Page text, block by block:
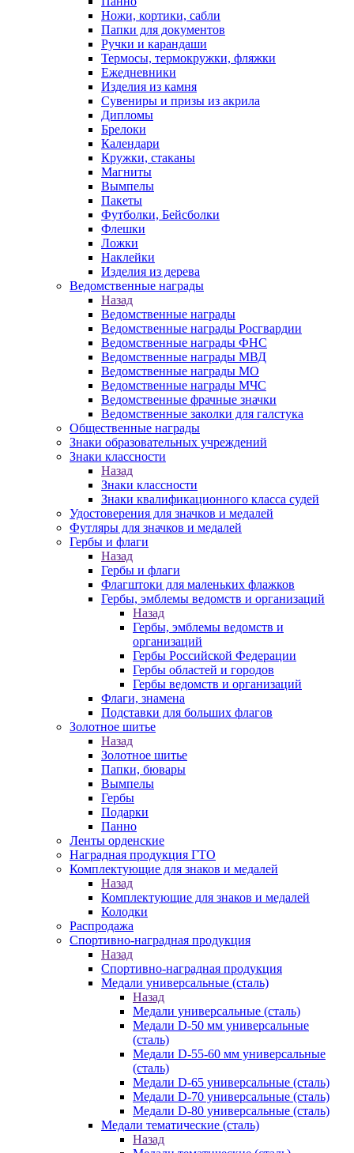
Ножи, кортики, сабли
Папки для документов
Ручки и карандаши
Термосы, термокружки, фляжки
Ежедневники
Изделия из камня
Сувениры и призы из акрила
Дипломы
Брелоки
Календари
Кружки, стаканы
Магниты
Вымпелы
Пакеты
Футболки, Бейсболки
Флешки
Ложки
Наклейки
Изделия из дерева
Ведомственные награды
Назад
Ведомственные награды
Ведомственные награды Росгвардии
Ведомственные награды ФНС
Ведомственные награды МВД
Ведомственные награды МО
Ведомственные награды МЧС
Ведомственные фрачные значки
Ведомственные заколки для галстука
Общественные награды
Знаки образовательных учреждений
Знаки классности
Назад
Знаки классности
Знаки квалификационного класса судей
Удостоверения для значков и медалей
Футляры для значков и медалей
Гербы и флаги
Назад
Гербы и флаги
Флагштоки для маленьких флажков
Гербы, эмблемы ведомств и организаций
Назад
Гербы, эмблемы ведомств и
организаций
Гербы Российской Федерации
Гербы областей и городов
Гербы ведомств и организаций
Флаги, знамена
Подставки для больших флагов
Золотное шитье
Назад
Золотное шитье
Папки, бювары
Вымпелы
Гербы
Подарки
Панно
Ленты орденские
Наградная продукция ГТО
Комплектующие для знаков и медалей
Назад
Комплектующие для знаков и медалей
Колодки
Распродажа
Спортивно-наградная продукция
Назад
Спортивно-наградная продукция
Медали универсальные (сталь)
Назад
Медали универсальные (сталь)
Медали D-50 мм универсальные
(сталь)
Медали D-55-60 мм универсальные
(сталь)
Медали D-65 универсальные (сталь)
Медали D-70 универсальные (сталь)
Медали D-80 универсальные (сталь)
Медали тематические (сталь)
Назад